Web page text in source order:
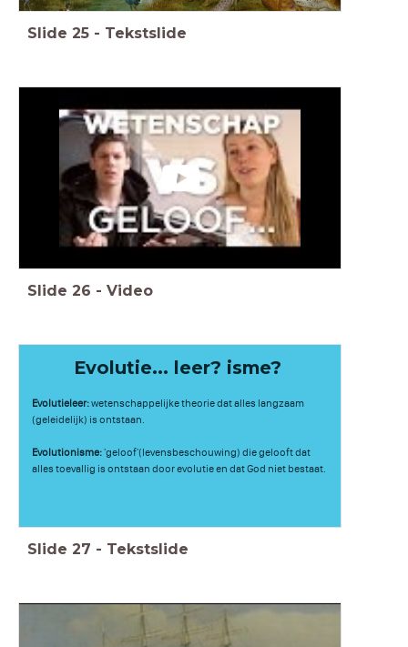
Slide 25 - Tekstslide
Slide 26 - Video
Evolutie... leer? isme?
Evolutieleer:wetenschappelijke theorie dat alles langzaam
(geleidelijk) is ontstaan.
Evolutionisme:'geloof'(levensbeschouwing) die gelooft dat
alles toevallig is ontstaan door evolutie en dat God niet bestaat.
Slide 27 - Tekstslide